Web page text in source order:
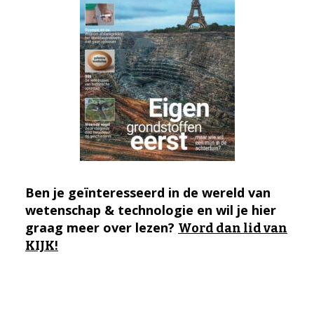
Ben je geïnteresseerd in de wereld van
wetenschap & technologie en wil je hier
graag meer over lezen? Word dan lid van
KIJK!